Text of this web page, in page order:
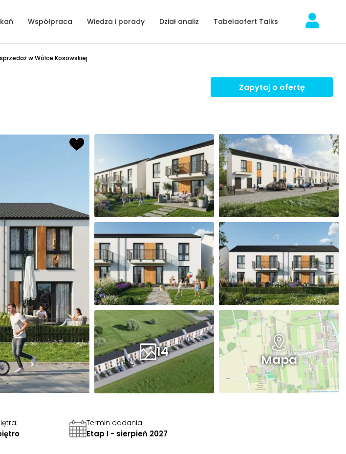
Współpraca Wiedza i porady Dział analiz Tabelaofert Talks
w Wólce Kosowskiej
Zapytaj o ofertę
14 Mapa
: Termin oddania:
Etap I - sierpień 2027